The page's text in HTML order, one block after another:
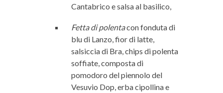
Cantabrico e salsa al basilico,
Fetta di polentacon fonduta di
blu di Lanzo, fior di latte,
salsiccia di Bra, chips di polenta
soffiate, composta di
pomodoro del piennolo del
Vesuvio Dop, erba cipollina e